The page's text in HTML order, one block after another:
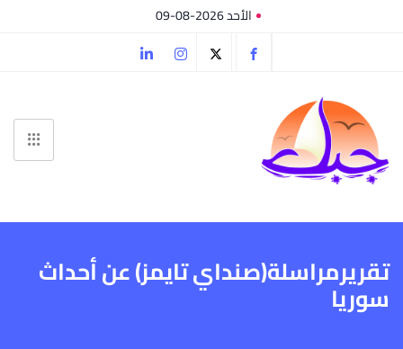
الأحد 2026-08-09
تقريرمراسلة(صنداي تايمز) عن أحداث
سوريا